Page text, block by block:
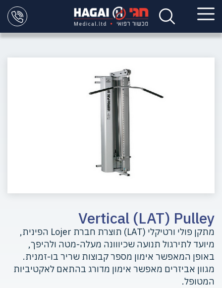
Vertical (LAT) Pulley
מתקן פולי ורטיקלי (LAT) תוצרת חברת Lojer הפינית,
מיועד לתירגול תנועה שכיווונה מעלה-מטה ולהיפך,
באופן המאפשר אימון מספר קבוצות שריר בו-זמנית.
מגוון אביזרים מאפשר אימון מדורג בהתאם לאקטיביות
המטופל.